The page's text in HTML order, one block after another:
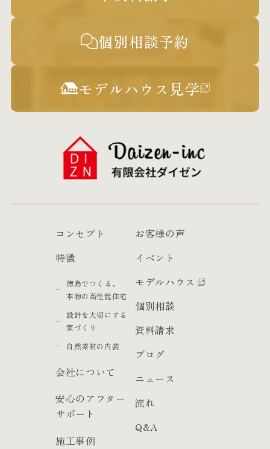
個別相談予約
モデルハウス見学
コンセプト
特徴
徳島でつくる、
本物の高性能住宅
設計を大切にする
家づくり
自然素材の内装
会社について
安心のアフター
サポート
施工事例
お客様の声
イベント
モデルハウス
個別相談
資料請求
ブログ
ニュース
流れ
Q&A